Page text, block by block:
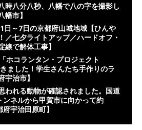
時八分八秒、八幡で八の字を撮影し
幡市】
日～7日の京都府山城地域【ひんや
／七夕ライトアップ／ハードオフ・
線で解体工事】
ホコランタン・プロジェクト
ました！学生さんたち手作りのラ
宇治市】
われる動物が確認されました。国道
ネルから甲賀市に向かって約
宇治田原町】